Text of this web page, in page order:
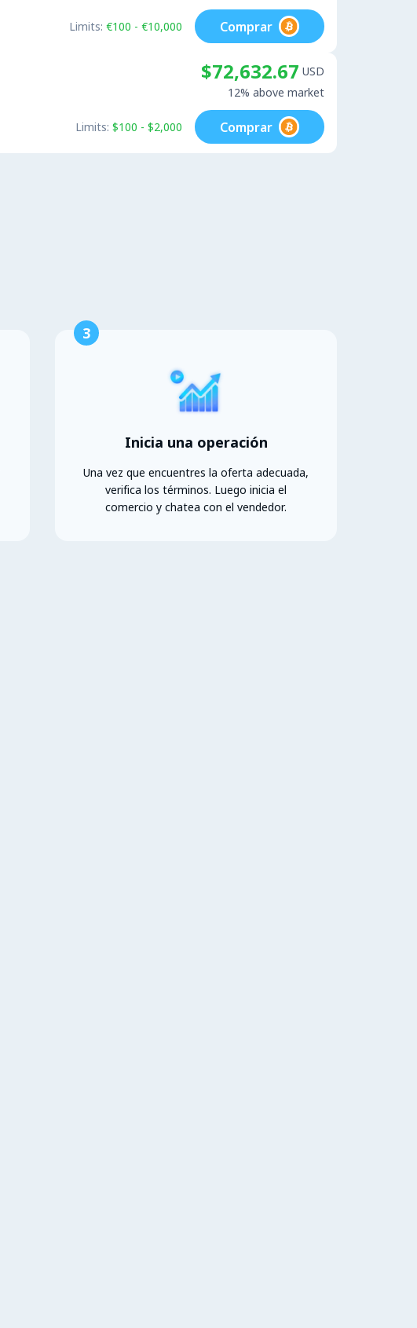
Limits: €100 - €10,000 Comprar
$72,632.67 USD
12% above market
Limits: $100 - $2,000 Comprar
3
Inicia una operación
Una vez que encuentres la oferta adecuada,
verifica los términos. Luego inicia el
comercio y chatea con el vendedor.